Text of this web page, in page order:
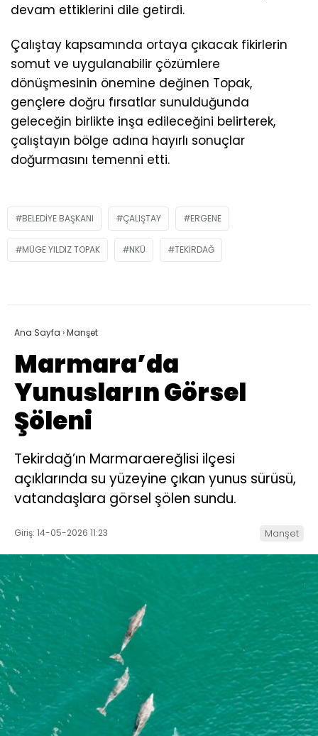
devam ettiklerini dile getirdi.
Çalıştay kapsamında ortaya çıkacak fikirlerin
somut ve uygulanabilir çözümlere
dönüşmesinin önemine değinen Topak,
gençlere doğru fırsatlar sunulduğunda
geleceğin birlikte inşa edileceğini belirterek,
çalıştayın bölge adına hayırlı sonuçlar
doğurmasını temenni etti.
BELEDIYE BAŞKANI ÇALIŞTAY ERGENE
MÜGE YILDIZ TOPAK NKÜ TEKIRDAĞ
Ana Sayfa ›Manşet
Marmara’da
Yunusların Görsel
Şöleni
Tekirdağ’ın Marmaraereğlisi ilçesi
açıklarında su yüzeyine çıkan yunus sürüsü,
vatandaşlara görsel şölen sundu.
Giriş: 14-05-2026 11:23 Manşet